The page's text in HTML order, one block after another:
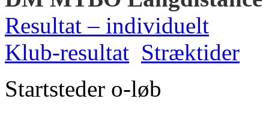
Resultat – individuelt
Klub-resultat Stræktider
Startsteder o-løb